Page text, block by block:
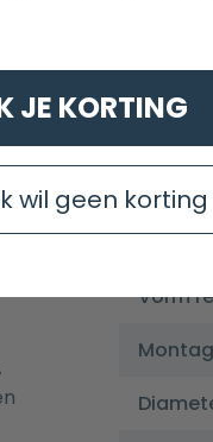
Vorm
JE KORTING
wil geen korting